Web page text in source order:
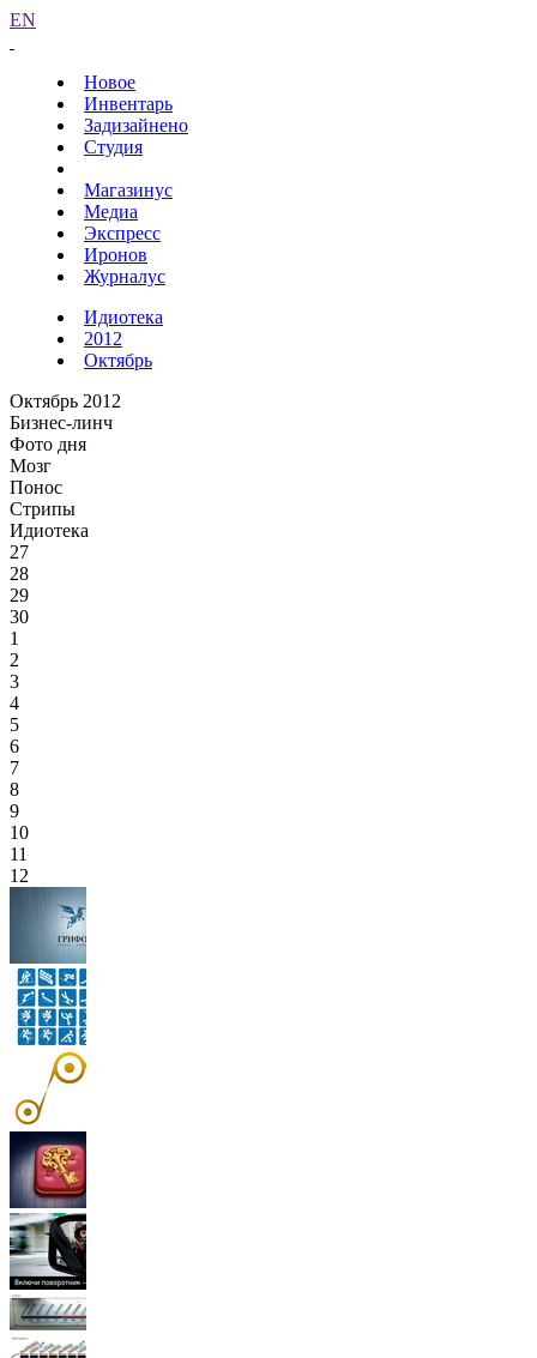
EN
Новое
Инвентарь
Задизайнено
Студия
Магазинус
Медиа
Экспресс
Иронов
Журналус
Идиотека
2012
Октябрь
Октябрь 2012
Бизнес-линч
Фото дня
Мозг
Понос
Стрипы
Идиотека
27
28
29
30
1
2
3
4
5
6
7
8
9
10
11
12